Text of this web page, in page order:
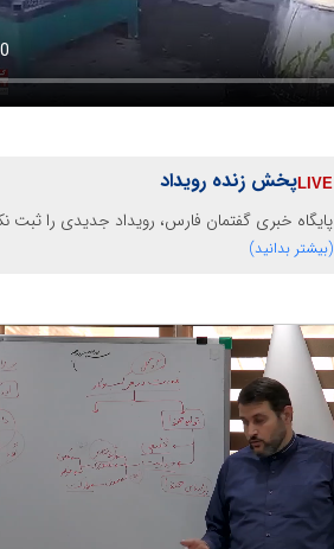
پخش زنده رویداد
پایگاه خبری گفتمان فارس، رویداد جدیدی را ثبت
(بیشتر بدانید)